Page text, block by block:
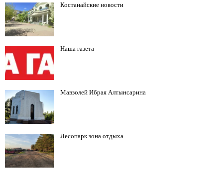
Костанайские новости
Наша газета
Мавзолей Ибрая Алтынсарина
Лесопарк зона отдыха